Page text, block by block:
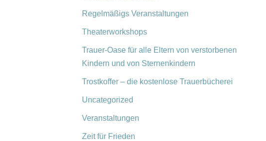
Regelmäßigs Veranstaltungen
Theaterworkshops
Trauer-Oase für alle Eltern von verstorbenen
Kindern und von Sternenkindern
Trostkoffer – die kostenlose Trauerbücherei
Uncategorized
Veranstaltungen
Zeit für Frieden